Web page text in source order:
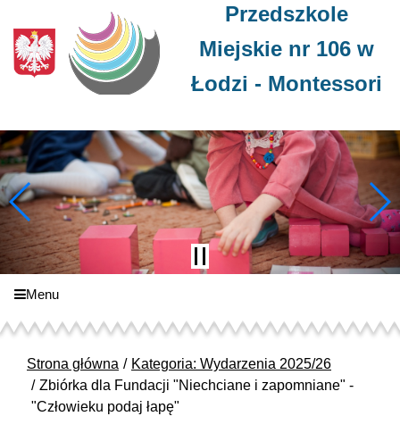
Przedszkole
Miejskie nr 106 w
Łodzi - Montessori
Menu
Strona główna
Kategoria: Wydarzenia 2025/26
Zbiórka dla Fundacji "Niechciane i zapomniane" -
"Człowieku podaj łapę"